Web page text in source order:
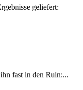
geliefert:
fast in den Ruin:...